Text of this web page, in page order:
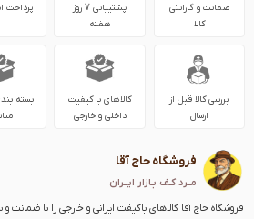
ضمانت و گارانتی
کالا
پشتیبانی 7 روز
هفته
پرداخت
بررسی کالا قبل از
ارسال
کالاهای با کیفیت
داخلی و خارجی
بسته
فروشگاه حاج آقا
مــرد کـف بـازار ایــران
فروشگاه حاج آقا کالاهای باکیفت ایرانی و خارجی را با